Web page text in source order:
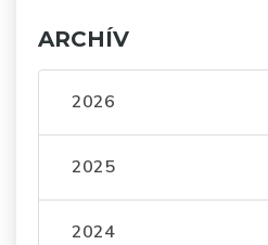
ARCHÍV
2026
2025
2024